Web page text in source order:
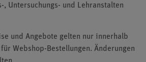
, Untersuchungs- und Lehranstalten
und Angebote gelten nur innerhalb
Webshop-Bestellungen. Änderungen